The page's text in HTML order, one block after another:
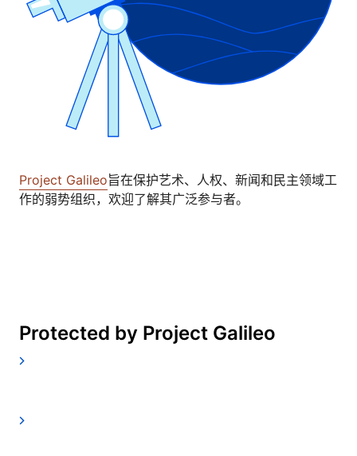
Project Galileo旨在保护艺术、人权、新闻和民主领域工
作的弱势组织，欢迎了解其广泛参与者。
Protected by Project Galileo